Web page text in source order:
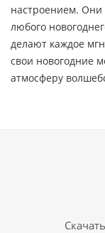
настроением. Они
любого
делают каждое
свои новогодние
атмосферу